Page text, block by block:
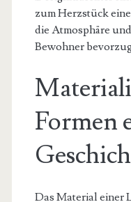
zum Herzstück
die Atmosphäre
Bewohner
Formen
Das Material einer